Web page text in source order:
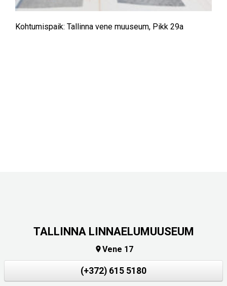
Kohtumispaik: Tallinna vene muuseum, Pikk 29a
TALLINNA LINNAELUMUUSEUM
Vene 17
(+372) 615 5180